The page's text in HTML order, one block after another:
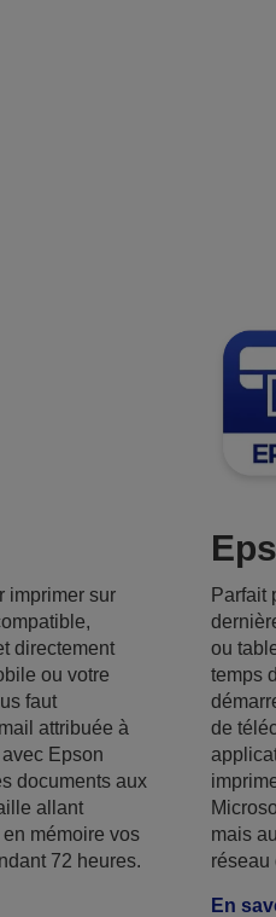
imprimer sur
directement
ou votre
faut
attribuée à
avec Epson
documents aux
allant
en mémoire vos
72 heures.
Parfait
ou
temps
de
mais
réseau
En